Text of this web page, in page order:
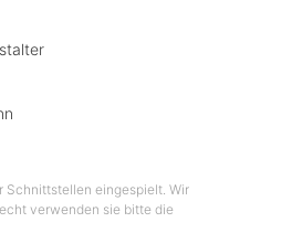
Schnittstellen eingespielt. Wir
verwenden sie bitte die